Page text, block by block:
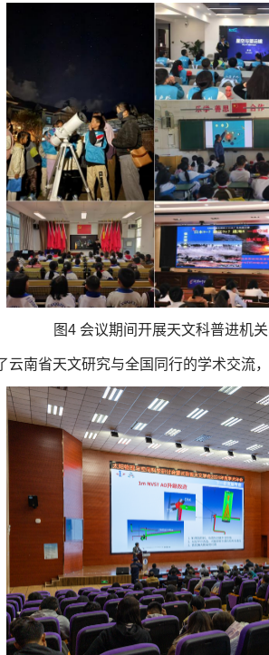
图4 会议期间开展天文科普进机
南省天文研究与全国同行的学术交流